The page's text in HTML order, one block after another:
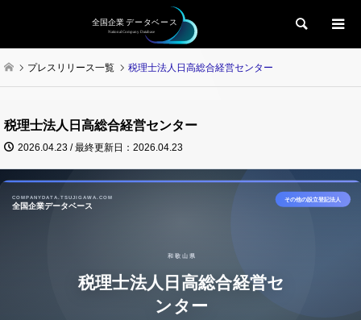
検索
プレスリリース一覧 税理士法人日高総合経営センター
税理士法人日高総合経営センター
2026.04.23 / 最終更新日：2026.04.23